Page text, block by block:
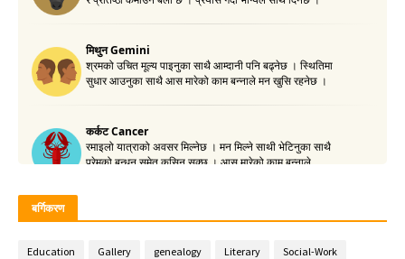
बर्गिकरण
Education Gallery genealogy Literary Social-Work